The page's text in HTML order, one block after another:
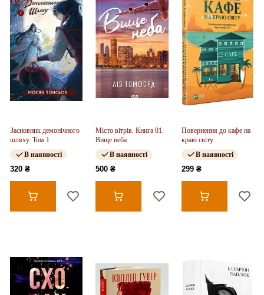
Засновник демонічного
шляху. Том 1
В наявності
320 ₴
Місто вітрів. Книга 01.
Вище неба
В наявності
500 ₴
Повернення до кафе на
краю світу
В наявності
299 ₴